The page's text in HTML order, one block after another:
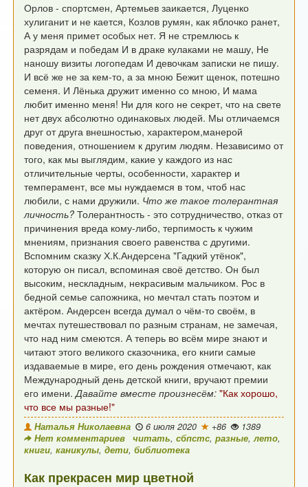
Орлов - спортсмен, Артемьев заикается, Луценко
хулиганит и не кается, Козлов румян, как яблочко ранет,
А у меня примет особых нет. Я не стремлюсь к
разрядам и победам И в драке кулаками не машу, Не
наношу визиты логопедам И девочкам записки не пишу.
И всё же не за кем-то, а за мною Бежит щенок, потешно
семеня. И Лёнька дружит именно со мною, И мама
любит именно меня! Ни для кого не секрет, что на свете
нетдвух абсолютно одинаковых людей. Мы отличаемся
друг от друга внешностью, характером,манерой
поведения, отношением к другим людям. Независимо от
того, как мы выглядим, какие у каждого из нас
отличительные черты, особенности, характер и
темперамент, все мы нуждаемся в том, чтоб нас
любили, с нами дружили. Что же такое толерантная
личность? Толерантность - это сотрудничество,отказ от
причинения вреда кому-либо, терпимость к чужим
мнениям, признаниясвоего равенства с другими.
Вспомним сказку Х.К.Андерсена "Гадкий утёнок",
которую он писал, вспоминая своё детство.Он был
высоким, нескладным, некрасивым мальчиком. Рос в
бедной семье сапожника, но мечталстать поэтом и
актёром. Андерсен всегда думал о чём-то своём, в
мечтах путешествовал по разным странам, не замечая,
что над ним смеются.А теперь во всём мире знают и
читают этого великого сказочника, его книги самые
издаваемые в мире, его день рождения отмечают, как
Международный день детской книги, вручают премии
его имени. Давайте вместе произнесём: "Как хорошо,
что все мы разные!"
Наталья Николаевна 6 июля 2020 +86
1389
Нет комментариев
читать,сбпстс,разные,лето,
книги,каникулы,дети,библиотека
Как прекрасен мир цветной